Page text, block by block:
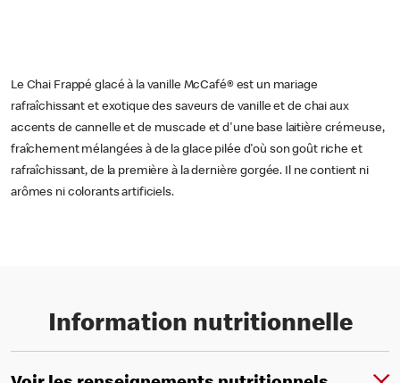
Le Chai Frappé glacé à la vanille McCafé® est un mariage
rafraîchissant et exotique des saveurs de vanille et de chai aux
accents de cannelle et de muscade et d'une base laitière crémeuse,
fraîchement mélangées à de la glace pilée d'où son goût riche et
rafraîchissant, de la première à la dernière gorgée. Il ne contient ni
arômes ni colorants artificiels.
Information nutritionnelle